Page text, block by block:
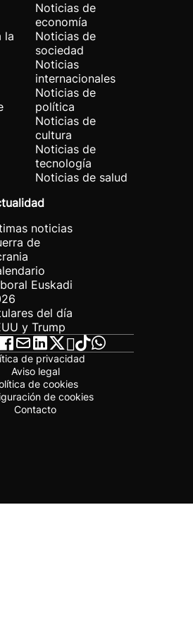
la
Noticias de
economía
Noticias de
sociedad
Noticias
internacionales
Noticias de
política
Noticias de
cultura
Noticias de
tecnología
Noticias de salud
noticias
de
Euskadi
del día
y Trump
de privacidad
Aviso legal
de cookies
de cookies
Contacto